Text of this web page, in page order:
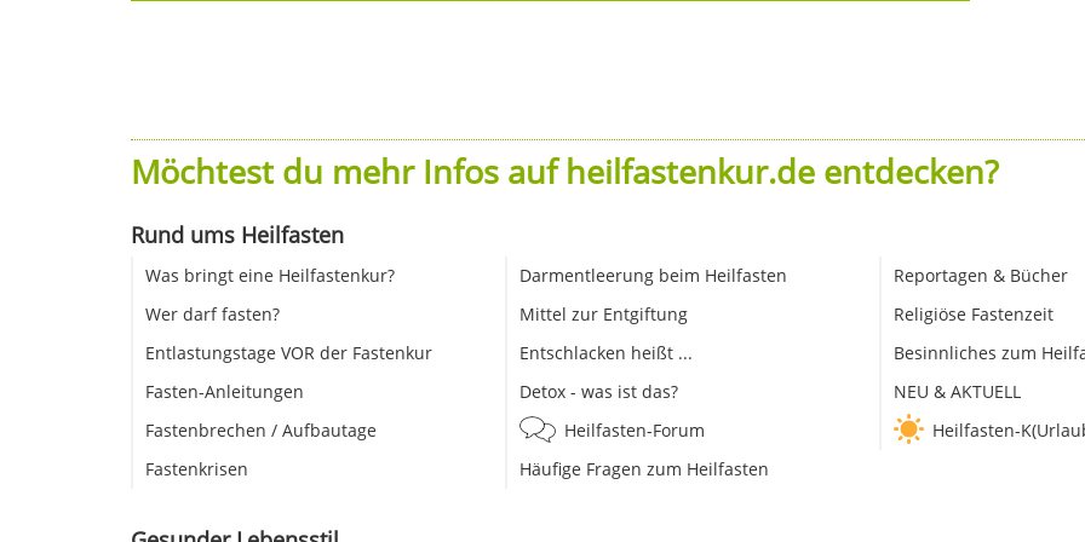
Möchtest du mehr Infos auf heilfastenkur.de entdecken?
Rund ums Heilfasten
Was bringt eine Heilfastenkur?
Wer darf fasten?
Entlastungstage VOR der Fastenkur
Fasten-Anleitungen
Fastenbrechen / Aufbautage
Fastenkrisen
Darmentleerung beim Heilfasten
Mittel zur Entgiftung
Entschlacken heißt ...
Detox - was ist das?
Heilfasten-Forum
Häufige Fragen zum Heilfasten
Reportagen & Bücher
Religiöse Fastenzeit
Besinnliches zum
NEU & AKTUELL
Heilfasten-